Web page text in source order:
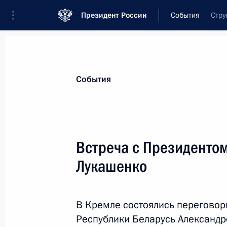
Президент России События
Новости
Послания Федеральному Собранию
Заявления по важнейшим вопросам
Речи и обращения
События
Встреча с
Лукашенко
В Кремле состоялись
Республики Беларусь